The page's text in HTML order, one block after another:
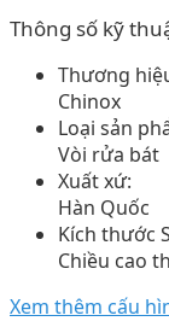
Thông số kỹ
Thương
Chinox
Loại sản
Vòi rửa bát
Xuất xứ:
Hàn Quốc
Kích thước
Chiều cao
Xem thêm cấu